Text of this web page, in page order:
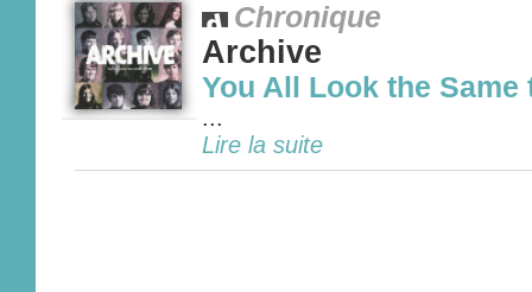
Chronique
Archive
You All Look the Same
...
Lire la suite